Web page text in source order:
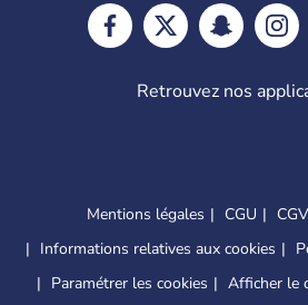
Retrouvez nos
Mentions légales CGU CGV
Informations relatives aux cookies
Paramétrer les cookies
Afficher le